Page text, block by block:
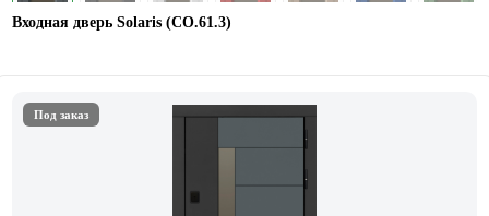
Входная дверь Solaris (СО.61.3)
Под заказ